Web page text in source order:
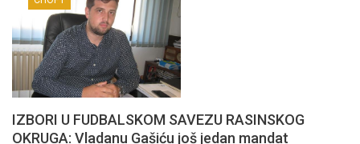
IZBORI U FUDBALSKOM SAVEZU RASINSKOG
OKRUGA: Vladanu Gašiću još jedan mandat